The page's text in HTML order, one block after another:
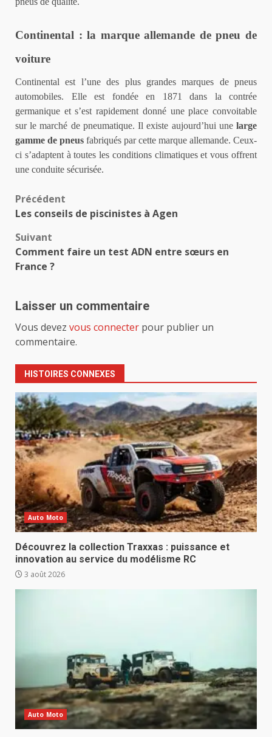
Continental : la marque allemande de pneu de
voiture
Continental est l’une des plus grandes marques de pneus
automobiles. Elle est fondée en 1871 dans la contrée
germanique et s’est rapidement donné une place convoitable
sur le marché de pneumatique. Il existe aujourd’hui une large
gamme de pneus fabriqués par cette marque allemande. Ceux-
ci s’adaptent à toutes les conditions climatiques et vous offrent
une conduite sécurisée.
Navigation
Précédent
Les conseils de piscinistes à Agen
Suivant
Comment faire un test ADN entre sœurs en
France ?
Laisser un commentaire
Vous devez vous connecter pour publier un
commentaire.
HISTOIRES CONNEXES
Auto Moto
Découvrez la collection Traxxas : puissance et
innovation au service du modélisme RC
3 août 2026
Auto Moto